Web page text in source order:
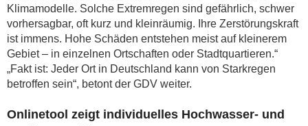
Klimamodelle. Solche Extremregen sind gefährlich, schwer
vorhersagbar, oft kurz und kleinräumig. Ihre Zerstörungskraft
ist immens. Hohe Schäden entstehen meist auf kleinerem
Gebiet – in einzelnen Ortschaften oder Stadtquartieren.“
„Fakt ist: Jeder Ort in Deutschland kann von Starkregen
betroffen sein“, betont der GDV weiter.
Onlinetool zeigt individuelles Hochwasser- und